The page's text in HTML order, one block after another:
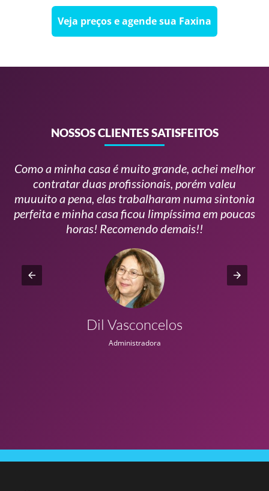
Veja preços e agende sua Faxina
NOSSOS CLIENTES SATISFEITOS
Como a minha casa é muito grande, achei melhor
contratar duas profissionais, porém valeu
muuuito a pena, elas trabalharam numa sintonia
perfeita e minha casa ficou limpíssima em poucas
horas! Recomendo demais!!
Dil Vasconcelos
Administradora